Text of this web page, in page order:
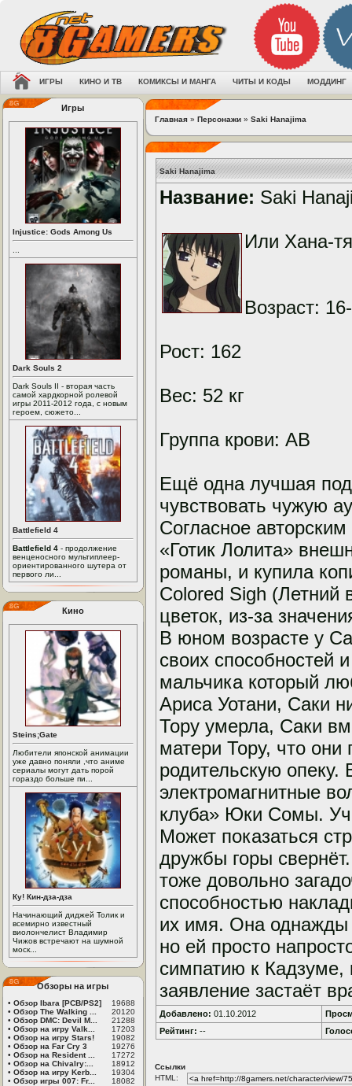
ИГРЫ КИНО И ТВ КОМИКСЫ И МАНГА ЧИТЫ И КОДЫ МОДДИНГ
Игры
Injustice: Gods Among Us
Dark Souls 2
Dark Souls II - вторая часть
самой хардкорной ролевой
игры 2011-2012 года, с новым
героем, сюжето...
Battlefield 4
Battlefield 4 - продолжение
венценосного мультиплеер-
ориентированного шутера от
первого ли...
Кино
Steins;Gate
Любители японской анимации
уже давно поняли ,что аниме
сериалы могут дать порой
гораздо больше пи...
Ку! Кин-дза-дза
Начинающий диджей Толик и
всемирно известный
виолончелист Владимир
Чижов встречают на шумной
моск...
Обзоры на игры
• Обзор Ibara [PCB/PS2]
19688
• Обзор The Walking ...
20120
• Обзор DMC: Devil M...
21288
• Обзор на игру Valk...
17203
• Обзор на игру Stars!
19082
• Обзор на Far Cry 3
19276
• Обзор на Resident ...
17272
• Обзор на Chivalry:...
18912
• Обзор на игру Kerb...
19304
• Обзор игры 007: Fr... 18082
Главная » Персонажи » Saki Hanajima
Saki Hanajima
Название: Saki
Или Хана-
Возраст:
Рост: 162
Вес: 52 кг
Группа крови: AB
Ещё одна лучшая
чувствовать чужую
Согласное
«Готик Лолита»
романы, и купила
Colored Sigh (Летний
цветок, из-за
В юном возрасте у
своих способностей
мальчика который
Ариса Уотани, Саки
Тору умерла, Саки
матери Тору, что они
родительскую опеку.
электромагнитные
клуба» Юки Сомы.
Может показаться
дружбы горы
тоже довольно
способностью
их имя. Она однажды
но ей просто
симпатию к Кадзуме,
заявление застаёт
Добавлено: 01.10.2012
Рейтинг: --
Ссылки
HTML: